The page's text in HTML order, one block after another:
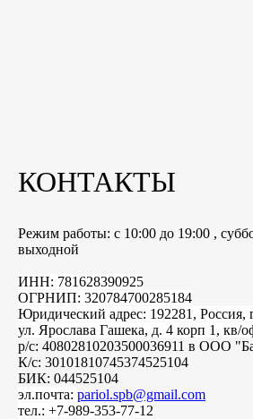
КОНТАКТЫ
Режим работы: с 10:00 до 19:00 ,
выходной
ИНН: 781628390925
ОГРНИП: 320784700285184
Юридический адрес: 192281, Россия,
ул. Ярослава Гашека, д. 4 корп 1, кв/
р/с: 40802810203500036911 в ООО
К/с: 30101810745374525104
БИК: 044525104
эл.почта: pariol.spb@gmail.com
тел.: +7-989-353-77-12